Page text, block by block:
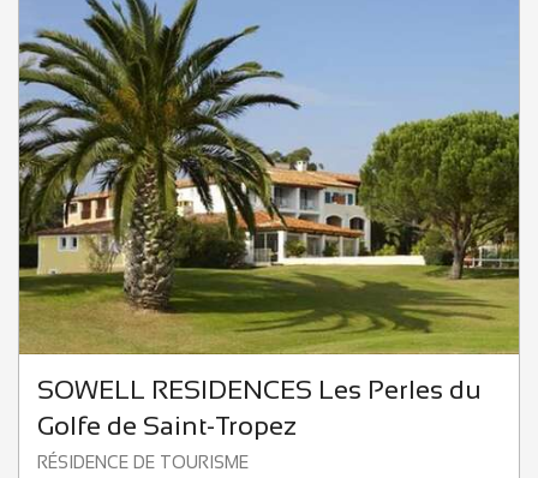
SOWELL RESIDENCES Les Perles du
Golfe de Saint-Tropez
RÉSIDENCE DE TOURISME